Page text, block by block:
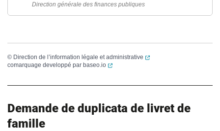
Direction générale des finances publiques
© Direction de l’information légale et administrative
(ouverture dans un
comarquage developpé par baseo.io (ouverture dans un nouvel onglet)
Demande de duplicata de livret de
famille